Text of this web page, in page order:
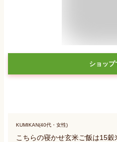
ショップ
KUMIKAN(40代・女性)
こちらの寝かせ玄米ご飯は15